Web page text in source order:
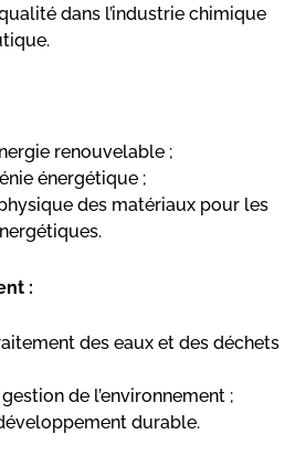
dans l’industrie chimique
renouvelable ;
énergétique ;
des matériaux pour les
:
des eaux et des déchets
de l’environnement ;
durable.